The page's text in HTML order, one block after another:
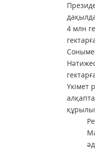
4 млн
Үкімет